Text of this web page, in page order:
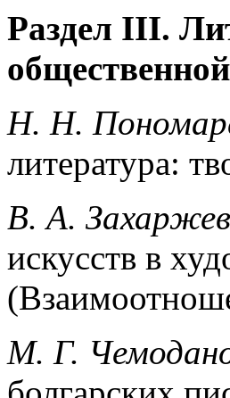
Раздел III.
Н. Н.
литература:
В. А.
искусств в
М. Г.